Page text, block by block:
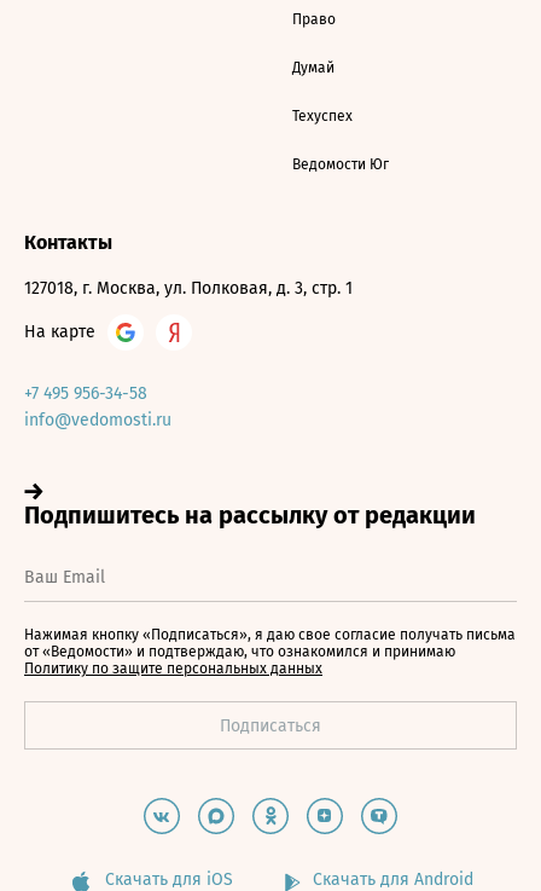
Право
Думай
Техуспех
Ведомости Юг
Контакты
127018, г. Москва, ул. Полковая, д. 3, стр. 1
На карте
+7 495 956-34-58
info@vedomosti.ru
Нажимая кнопку «Подписаться», я даю свое согласие получать письма
от «Ведомости» и подтверждаю, что ознакомился и принимаю
Политику по защите персональных данных
Скачать для iOS Скачать для Android